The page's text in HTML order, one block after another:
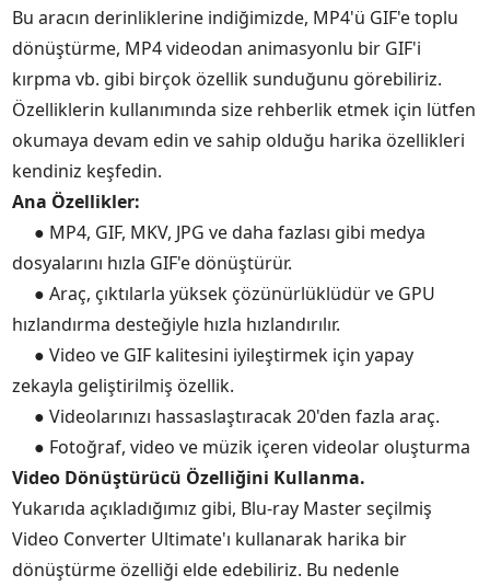
Bu aracın derinliklerine indiğimizde, MP4'ü GIF'e toplu
dönüştürme, MP4 videodan animasyonlu bir GIF'i
kırpma vb. gibi birçok özellik sunduğunu görebiliriz.
Özelliklerin kullanımında size rehberlik etmek için lütfen
okumaya devam edin ve sahip olduğu harika özellikleri
kendiniz keşfedin.
Ana Özellikler:
● MP4, GIF, MKV, JPG ve daha fazlası gibi medya
dosyalarını hızla GIF'e dönüştürür.
● Araç, çıktılarla yüksek çözünürlüklüdür ve GPU
hızlandırma desteğiyle hızla hızlandırılır.
● Video ve GIF kalitesini iyileştirmek için yapay
zekayla geliştirilmiş özellik.
● Videolarınızı hassaslaştıracak 20'den fazla araç.
● Fotoğraf, video ve müzik içeren videolar oluşturma
Video Dönüştürücü Özelliğini Kullanma.
Yukarıda açıkladığımız gibi, Blu-ray Master seçilmiş
Video Converter Ultimate'ı kullanarak harika bir
dönüştürme özelliği elde edebiliriz. Bu nedenle